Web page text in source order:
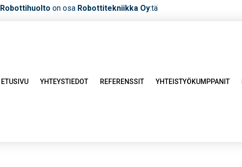
Robottihuolto on osa Robottitekniikka Oy:tä
ETUSIVU YHTEYSTIEDOT REFERENSSIT YHTEISTYÖKUMPPANIT